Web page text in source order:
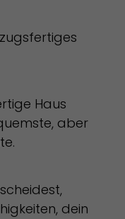
Haus
aber
dein